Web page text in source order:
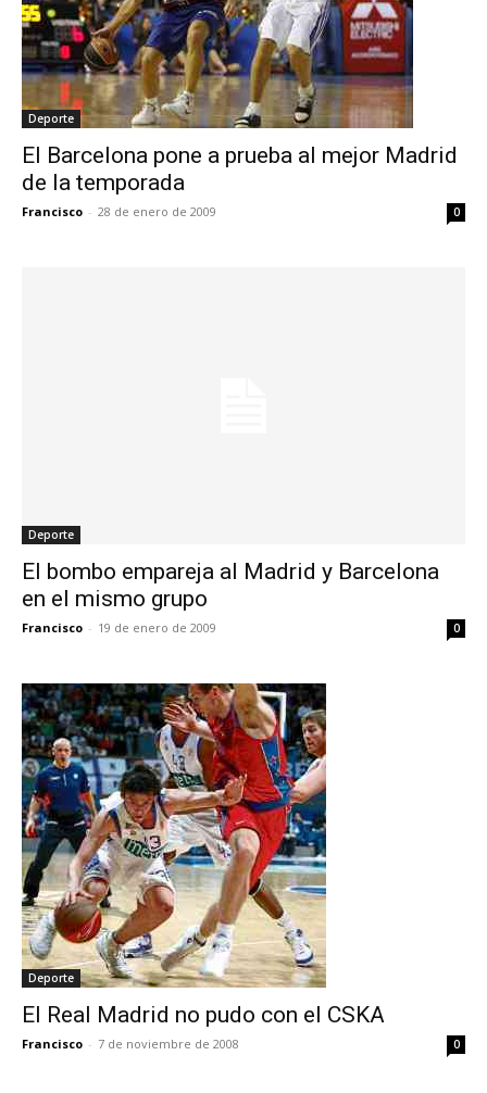
Deporte
El Barcelona pone a prueba al mejor Madrid
de la temporada
Francisco - 28 de enero de 2009 0
Deporte
El bombo empareja al Madrid y Barcelona
en el mismo grupo
Francisco - 19 de enero de 2009 0
Deporte
El Real Madrid no pudo con el CSKA
Francisco - 7 de noviembre de 2008 0